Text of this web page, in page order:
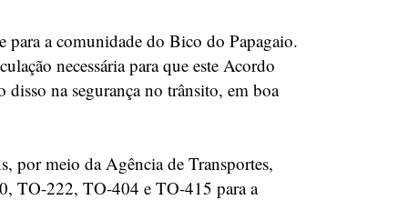
a comunidade do Bico do Papagaio.
necessária para que este Acordo
disso na segurança no trânsito, em boa
por meio da Agência de Transportes,
TO-222, TO-404 e TO-415 para a